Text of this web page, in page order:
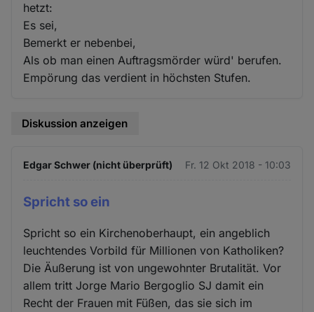
hetzt:
Es sei,
Bemerkt er nebenbei,
Als ob man einen Auftragsmörder würd' berufen.
Empörung das verdient in höchsten Stufen.
Diskussion anzeigen
Edgar Schwer (nicht überprüft) Fr. 12 Okt 2018 - 10:03
Spricht so ein
Spricht so ein Kirchenoberhaupt, ein angeblich
leuchtendes Vorbild für Millionen von Katholiken?
Die Äußerung ist von ungewohnter Brutalität. Vor
allem tritt Jorge Mario Bergoglio SJ damit ein
Recht der Frauen mit Füßen, das sie sich im